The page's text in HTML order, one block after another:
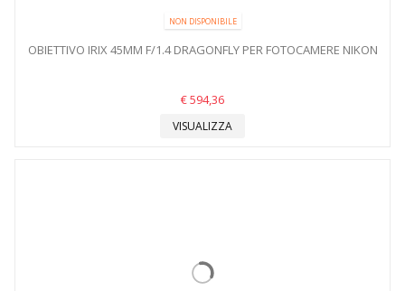
NON DISPONIBILE
OBIETTIVO IRIX 45MM F/1.4 DRAGONFLY PER FOTOCAMERE NIKON
€ 594,36
VISUALIZZA